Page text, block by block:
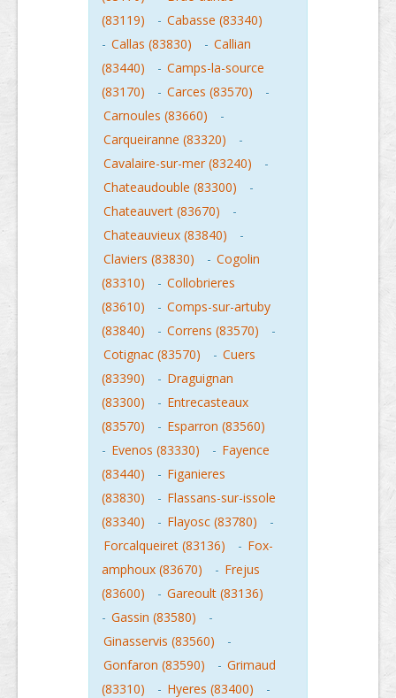
(83119)
- Cabasse (83340)
- Callas (83830) - Callian
(83440)
- Camps-la-source
(83170)
- Carces (83570)
-
Carnoules (83660)
-
Carqueiranne (83320)
-
Cavalaire-sur-mer (83240)
-
Chateaudouble (83300)
-
Chateauvert (83670)
-
Chateauvieux (83840)
-
Claviers (83830)
- Cogolin
(83310)
- Collobrieres
(83610)
- Comps-sur-artuby
(83840)
- Correns (83570)
-
Cotignac (83570)
- Cuers
(83390)
- Draguignan
(83300)
- Entrecasteaux
(83570)
- Esparron (83560)
- Evenos (83330) - Fayence
(83440)
- Figanieres
(83830)
- Flassans-sur-issole
(83340)
- Flayosc (83780)
-
Forcalqueiret (83136)
- Fox-
amphoux (83670)
- Frejus
(83600)
- Gareoult (83136)
- Gassin (83580)
-
Ginasservis (83560)
-
Gonfaron (83590)
- Grimaud
(83310)
- Hyeres (83400)
-